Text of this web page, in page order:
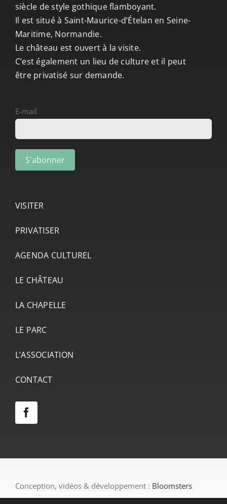
siècle de style gothique flamboyant.
Il est situé à Saint-Maurice-d’Ételan en Seine-
Maritime, Normandie.
Le château est ouvert à la visite.
C’est également un lieu de culture et il peut
être privatisé sur demande.
E-mail
VISITER
PRIVATISER
AGENDA CULTUREL
LE CHÂTEAU
LA CHAPELLE
LE PARC
L’ASSOCIATION
CONTACT
Conception, vidéos & développement : Bloomsters